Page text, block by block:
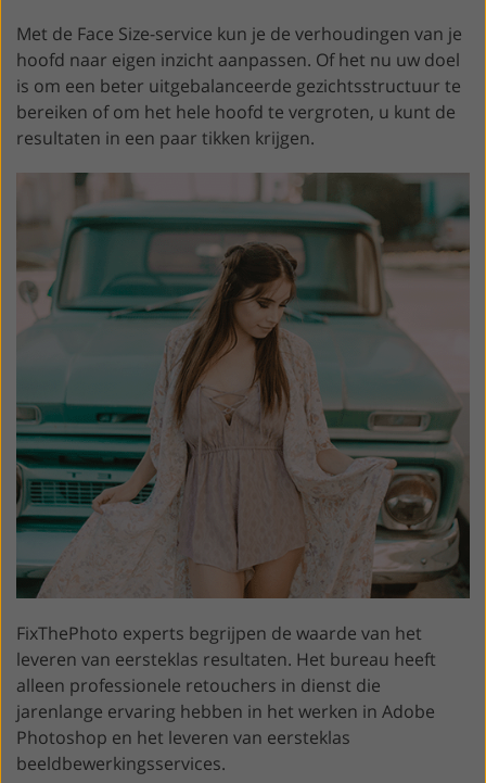
Met de Face Size-service kun je de verhoudingen van je
hoofd naar eigen inzicht aanpassen. Of het nu uw doel
is om een beter uitgebalanceerde gezichtsstructuur te
bereiken of om het hele hoofd te vergroten, u kunt de
resultaten in een paar tikken krijgen.
FixThePhoto experts begrijpen de waarde van het
leveren van eersteklas resultaten. Het bureau heeft
alleen professionele retouchers in dienst die
jarenlange ervaring hebben in het werken in Adobe
Photoshop en het leveren van eersteklas
beeldbewerkingsservices.